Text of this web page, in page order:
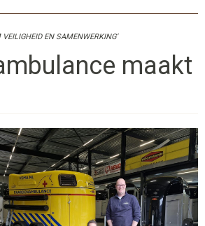
EN SAMENWERKING’
maakt